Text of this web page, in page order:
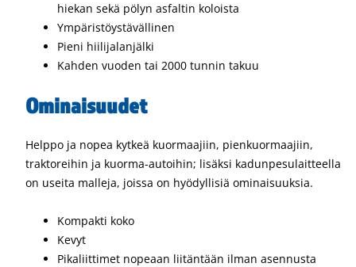
hiekan sekä pölyn asfaltin koloista
Ympäristöystävällinen
Pieni hiilijalanjälki
Kahden vuoden tai 2000 tunnin takuu
Ominaisuudet
Helppo ja nopea kytkeä kuormaajiin, pienkuormaajiin,
traktoreihin ja kuorma-autoihin; lisäksi kadunpesulaitteella
on useita malleja, joissa on hyödyllisiä ominaisuuksia.
Kompakti koko
Kevyt
Pikaliittimet nopeaan liitäntään ilman asennusta